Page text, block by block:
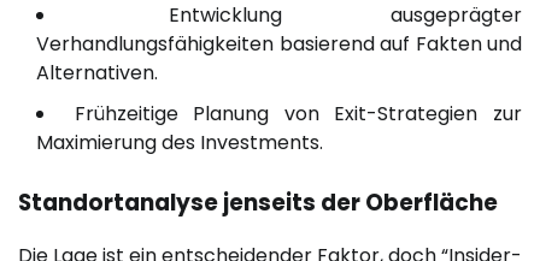
Entwicklung ausgeprägter
Verhandlungsfähigkeiten basierend auf Fakten und
Alternativen.
Frühzeitige Planung von Exit-Strategien zur
Maximierung des Investments.
Standortanalyse jenseits der Oberfläche